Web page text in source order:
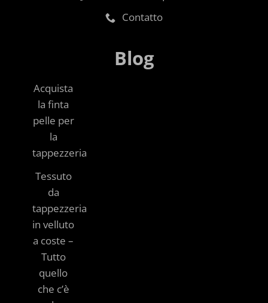
Contatto
Blog
Acquista
la finta
pelle per
la
tappezzeria
Tessuto
da
tappezzeria
in velluto
a coste –
Tutto
quello
che c’è